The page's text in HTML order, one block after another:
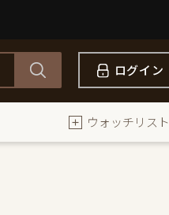
ログイン
ウォッチリスト